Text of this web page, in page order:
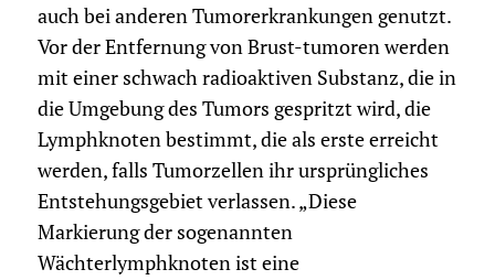
auch bei anderen Tumorerkrankungen genutzt.
Vor der Entfernung von Brust-tumoren werden
mit einer schwach radioaktiven Substanz, die in
die Umgebung des Tumors gespritzt wird, die
Lymphknoten bestimmt, die als erste erreicht
werden, falls Tumorzellen ihr ursprüngliches
Entstehungsgebiet verlassen. „Diese
Markierung der sogenannten
Wächterlymphknoten ist eine